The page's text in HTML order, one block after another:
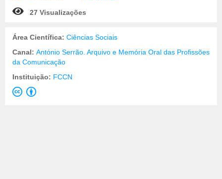
27 Visualizações
Área Científica: Ciências Sociais
Canal: António Serrão. Arquivo e Memória Oral das Profissões
da Comunicação
Instituição: FCCN